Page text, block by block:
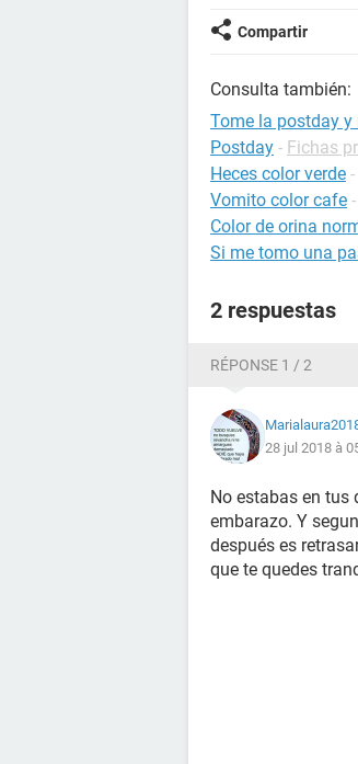
Compartir
Consulta también:
Tome la postday
Postday - Fichas
Heces color verde -
Vomito color cafe -
Color de orina
Si me tomo una
2 respuestas
RÉPONSE 1 / 2
28 jul 2018 à
No estabas en tus
embarazo. Y
después es
que te quedes